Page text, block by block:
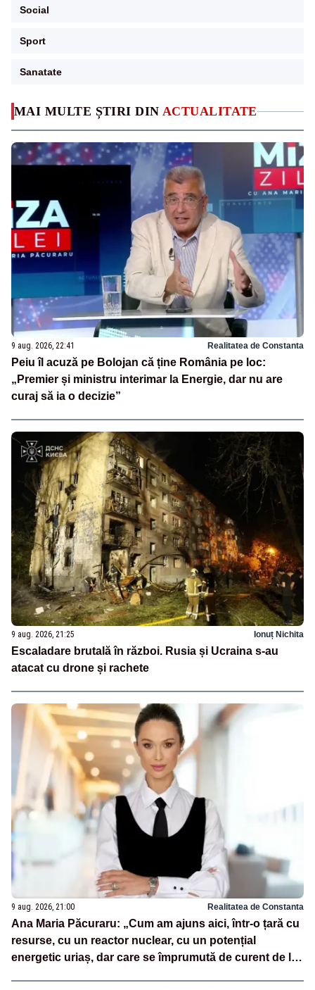
MAI MULTE ȘTIRI DIN ACTUALITATE
9 aug. 2026, 22:41 Realitatea de Constanta
Peiu îl acuză pe Bolojan că ține România pe loc:
„Premier și ministru interimar la Energie, dar nu are
curaj să ia o decizie”
9 aug. 2026, 21:25 Ionuț Nichita
Escaladare brutală în război. Rusia și Ucraina s-au
atacat cu drone și rachete
9 aug. 2026, 21:00 Realitatea de Constanta
Ana Maria Păcuraru: „Cum am ajuns aici, într-o țară cu
resurse, cu un reactor nuclear, cu un potențial
energetic uriaș, dar care se împrumută de curent de la
Social
Sport
Sanatate